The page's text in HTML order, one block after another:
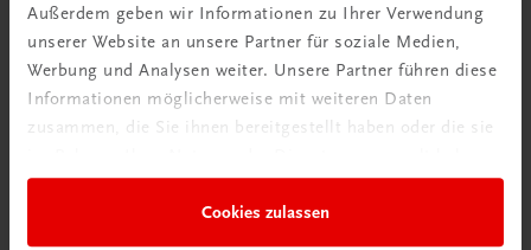
Außerdem geben wir Informationen zu Ihrer Verwendung
unserer Website an unsere Partner für soziale Medien,
Werbung und Analysen weiter. Unsere Partner führen diese
Informationen möglicherweise mit weiteren Daten
zusammen, die Sie ihnen bereitgestellt haben oder die sie
Cookies zulassen